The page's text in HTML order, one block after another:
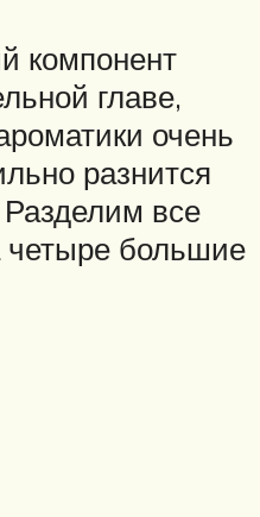
компонент
главе,
очень
разнится
все
четыре большие